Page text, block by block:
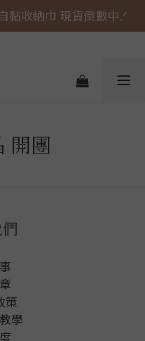
常 新上市⋆˚𝜗𝜚˚⋆
收納巾 現貨倒數中.ᐟ
常 新上市⋆˚𝜗𝜚˚⋆
開團
策
學